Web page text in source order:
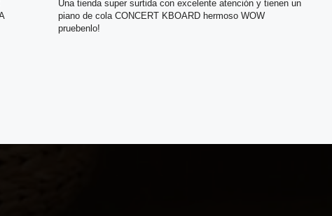
Una tienda super surtida con excelente atención y tienen un
piano de cola CONCERT KBOARD hermoso WOW
pruebenlo!